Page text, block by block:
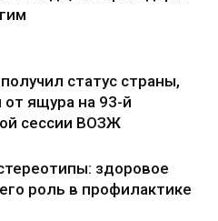
статус страны,
от ящура на 93-й
сессии ВОЗЖ
здоровое
роль в профилактике